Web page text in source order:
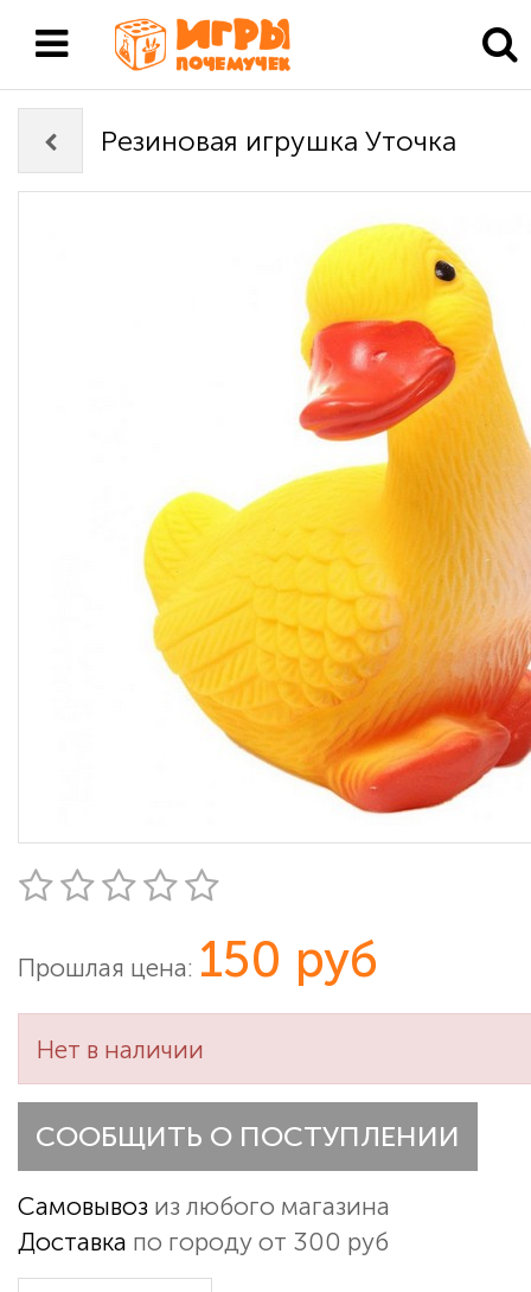
Резиновая игрушка Уточка
Прошлая цена: 150 руб
Нет в наличии
СООБЩИТЬ О ПОСТУПЛЕНИИ
Самовывоз из любого магазина
Доставка по городу от 300 руб